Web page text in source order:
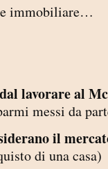
immobiliare…
lavorare al
messi da
il
di una casa)